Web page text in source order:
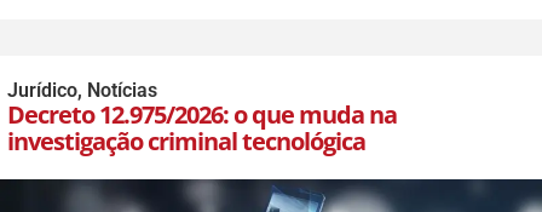
Jurídico, Notícias
Decreto 12.975/2026: o que muda na
investigação criminal tecnológica